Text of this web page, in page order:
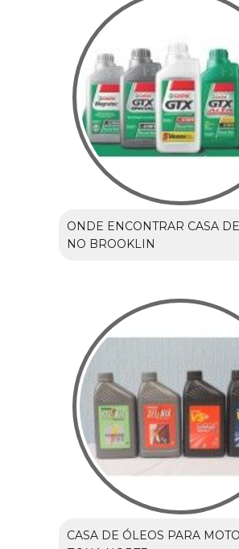
ONDE ENCONTRAR CASA
NO BROOKLIN
CASA DE ÓLEOS PARA